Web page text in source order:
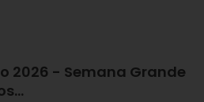
2026 - Semana Grande